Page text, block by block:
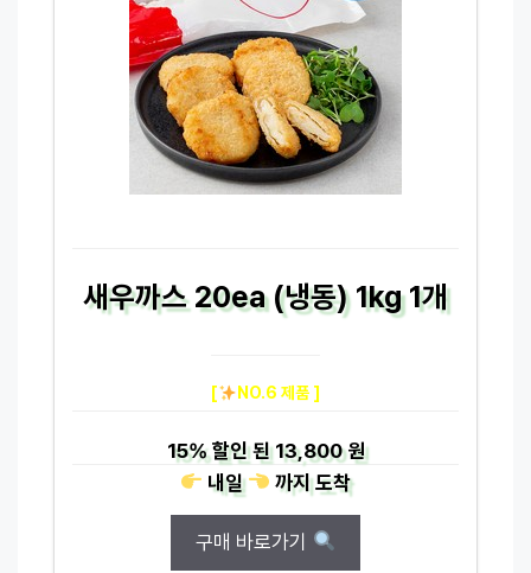
새우까스 20ea (냉동) 1kg 1개
[ NO.6 제품 ]
15%할인 된13,800 원
내일
까지도착
구매 바로가기